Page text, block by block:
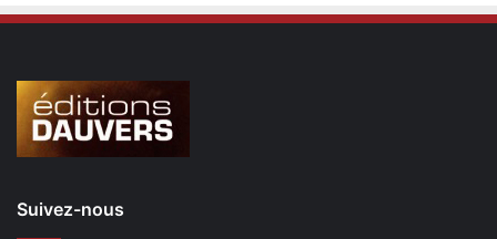
Suivez-nous